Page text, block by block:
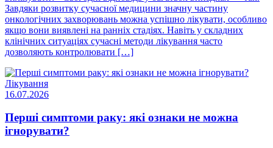
Завдяки розвитку сучасної медицини значну частину
онкологічних захворювань можна успішно лікувати, особливо
якщо вони виявлені на ранніх стадіях. Навіть у складних
клінічних ситуаціях сучасні методи лікування часто
дозволяють контролювати […]
Лікування
16.07.2026
Перші симптоми раку: які ознаки не можна
ігнорувати?